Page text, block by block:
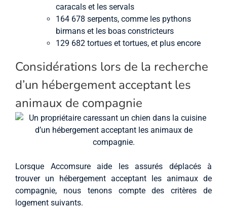
caracals et les servals
164 678 serpents, comme les pythons
birmans et les boas constricteurs
129 682 tortues et tortues, et plus encore
Considérations lors de la recherche
d’un hébergement acceptant les
animaux de compagnie
Lorsque Accomsure aide les assurés déplacés à
trouver un hébergement acceptant les animaux de
compagnie, nous tenons compte des critères de
logement suivants.